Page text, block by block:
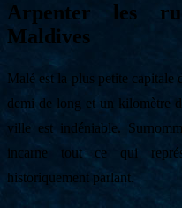
Arpenter les
Maldives
Malé est la plus petite capitale
demi de long et un kilomètre
ville est indéniable.
incarne tout ce qui
historiquement parlant.